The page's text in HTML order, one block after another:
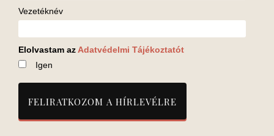
Vezetéknév
Elolvastam az Adatvédelmi Tájékoztatót
Igen